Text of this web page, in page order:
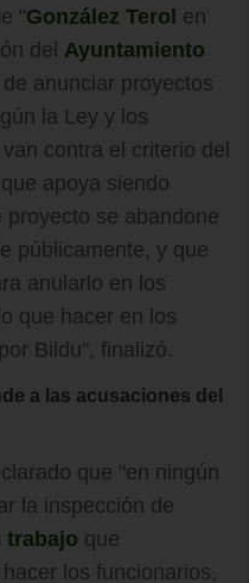
"González Terol en
del Ayuntamiento
anunciar proyectos
la Ley y los
contra el criterio del
apoya siendo
se abandone
públicamente, y que
anularlo en los
que hacer en los
Bildu", finalizó.
a las acusaciones del
que "en ningún
la inspección de
trabajo que
los funcionarios,